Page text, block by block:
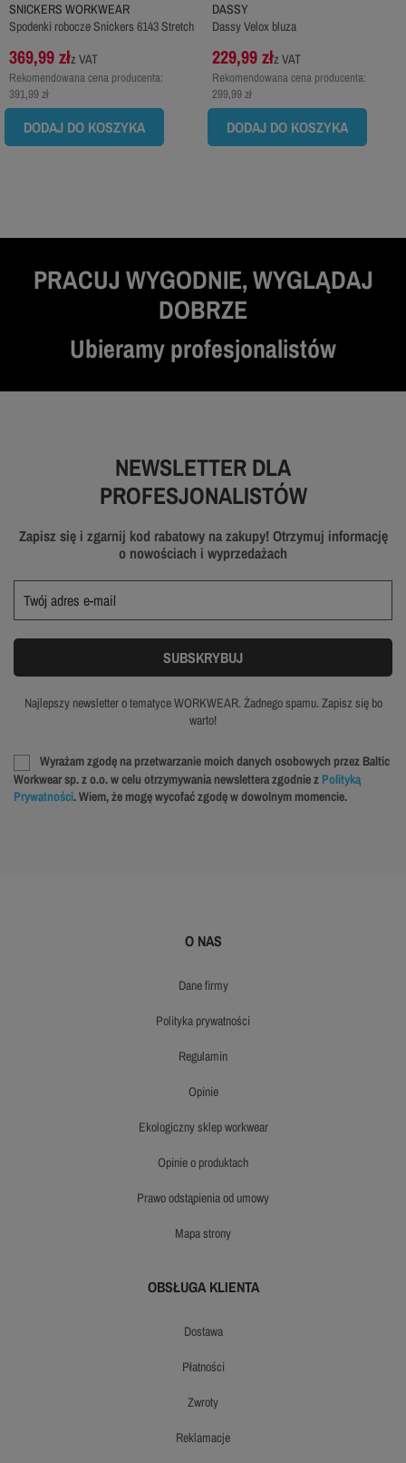
SNICKERS WORKWEAR
Spodenki robocze Snickers 6143 Stretch
369,99 złz VAT
Rekomendowana cena producenta:
391,99 zł
DODAJ DO KOSZYKA
DASSY
Dassy Velox bluza
229,99 złz VAT
Rekomendowana cena producenta:
299,99 zł
DODAJ DO KOSZYKA
PRACUJ WYGODNIE, WYGLĄDAJ
DOBRZE
Ubieramy profesjonalistów
NEWSLETTER DLA
PROFESJONALISTÓW
Zapisz się i zgarnij kod rabatowy na zakupy! Otrzymuj informację
o nowościach i wyprzedażach
Najlepszy newsletter o tematyce WORKWEAR. Żadnego spamu. Zapisz się bo
warto!
Wyrażam zgodę na przetwarzanie moich danych osobowych przez Baltic
Workwear sp. z o.o. w celu otrzymywania newslettera zgodnie z Polityką
Prywatności. Wiem, że mogę wycofać zgodę w dowolnym momencie.
O NAS
dane firmy
polityka prywatności
regulamin
opinie
ekologiczny sklep workwear
opinie o produktach
prawo odstąpienia od umowy
mapa strony
OBSŁUGA KLIENTA
dostawa
płatności
zwroty
reklamacje